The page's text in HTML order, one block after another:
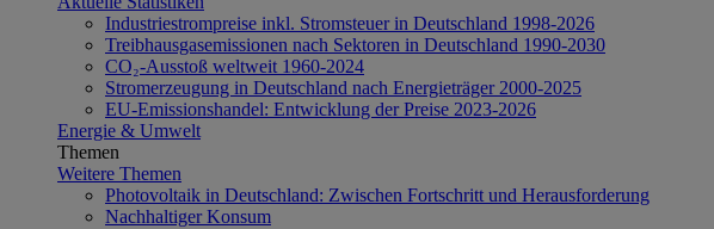
Industriestrompreise inkl. Stromsteuer in Deutschland 1998-2026
Treibhausgasemissionen nach Sektoren in Deutschland 1990-2030
CO₂-Ausstoß weltweit 1960-2024
Stromerzeugung in Deutschland nach Energieträger 2000-2025
EU-Emissionshandel: Entwicklung der Preise 2023-2026
Energie & Umwelt
Themen
Weitere Themen
Photovoltaik in Deutschland: Zwischen Fortschritt und Herausforderung
Nachhaltiger Konsum